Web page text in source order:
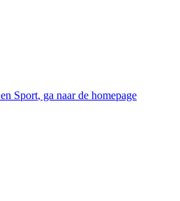
Sport, ga naar de homepage